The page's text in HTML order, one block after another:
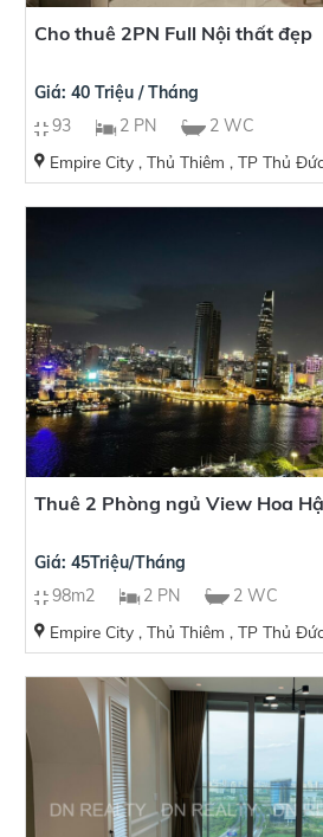
Cho thuê 2PN Full Nội thất đẹp
Giá: 40 Triệu / Tháng
93
2 PN 2 WC
Empire City , Thủ Thiêm , TP Thủ
Thuê 2 Phòng ngủ View Hoa
Giá: 45Triệu/Tháng
98m2
2 PN 2 WC
Empire City , Thủ Thiêm , TP Thủ